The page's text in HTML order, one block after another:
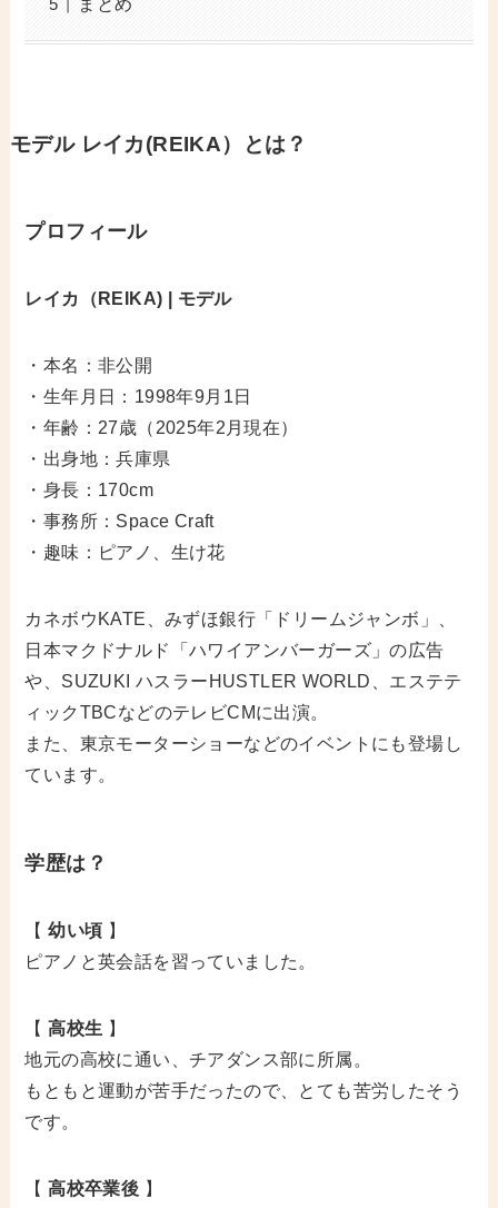
まとめ
モデル レイカ(REIKA） とは？
プロフィール
レイカ（REIKA) | モデル
・本名：非公開
・生年月日：1998年9月1日
・年齢：27歳（2025年2月現在）
・出身地：兵庫県
・身長：170cm
・事務所：Space Craft
・趣味：ピアノ、生け花
カネボウKATE、みずほ銀行「ドリームジャンボ」、
日本マクドナルド「ハワイアンバーガーズ」の広告
や、SUZUKI ハスラーHUSTLER WORLD、エステテ
ィックTBCなどのテレビCMに出演。
また、東京モーターショーなどのイベントにも登場し
ています。
学歴は？
【 幼い頃 】
ピアノと英会話を習っていました。
【高校生 】
地元の高校に通い、チアダンス部に所属。
もともと運動が苦手だったので、とても苦労したそう
です。
【高校卒業後 】